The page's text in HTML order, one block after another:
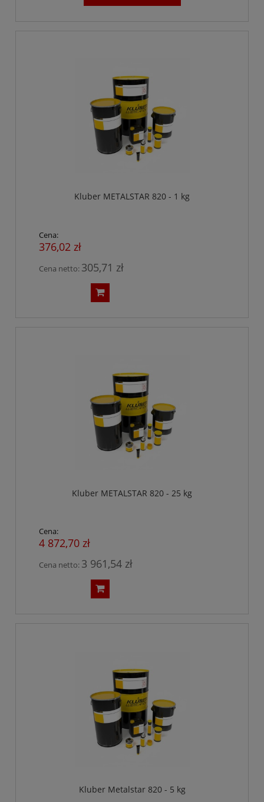
Kluber METALSTAR 820 - 1 kg
Cena:
376,02 zł
Cena netto: 305,71 zł
Kluber METALSTAR 820 - 25 kg
Cena:
4 872,70 zł
Cena netto: 3 961,54 zł
Kluber Metalstar 820 - 5 kg